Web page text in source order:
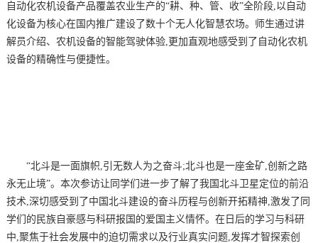
自动化农机设备产品覆盖农业生产的“耕、种、管、收”全阶段,以自动
化设备为核心在国内推广建设了数十个无人化智慧农场。师生通过讲
解员介绍、农机设备的智能驾驶体验,更加直观地感受到了自动化农机
设备的精确性与便捷性。
“北斗是一面旗帜,引无数人为之奋斗;北斗也是一座金矿,创新之路
永无止境”。本次参访让同学们进一步了解了我国北斗卫星定位的前沿
技术,深切感受到了中国北斗建设的奋斗历程与创新开拓精神,激发了同
学们的民族自豪感与科研报国的爱国主义情怀。在日后的学习与科研
中,聚焦于社会发展中的迫切需求以及行业真实问题,发挥才智探索创